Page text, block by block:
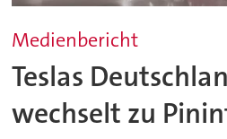
Medienbericht
Teslas
wechselt zu